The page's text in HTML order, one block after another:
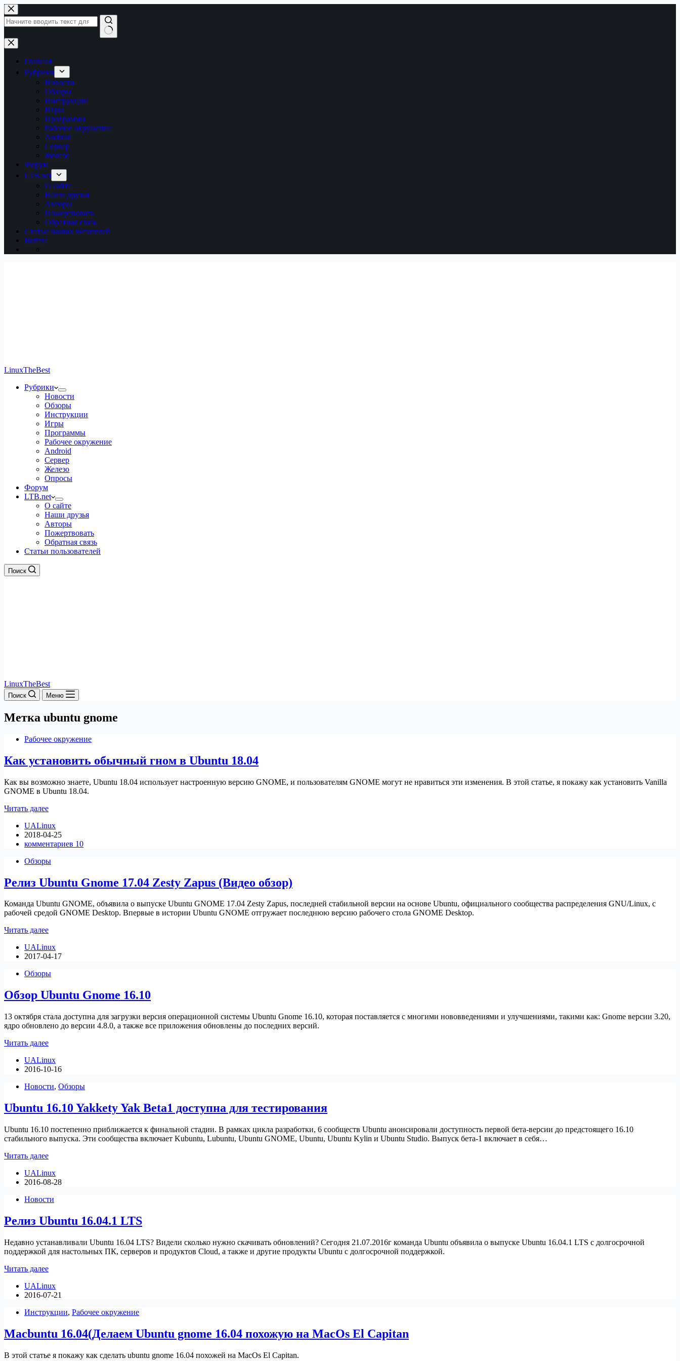
Перейти
к
сути
Ничего
не
найденоГлавная
Рубрики
Новости
Обзоры
Инструкции
Игры
Программы
Рабочее окружение
Android
Сервер
Железо
Форум
LTB.net
О сайте
Наши друзья
Авторы
Пожертвовать
Обратная связь
Статьи наших читателей
Войти
LinuxTheBest
Рубрики
Новости
Обзоры
Инструкции
Игры
Программы
Рабочее окружение
Android
Сервер
Железо
Опросы
Форум
LTB.net
О сайте
Наши друзья
Авторы
Пожертвовать
Обратная связь
Статьи пользователей
Поиск
LinuxTheBest
Поиск Меню
Метка ubuntu gnome
Рабочее окружение
Как установить обычный гном в Ubuntu 18.04
Как вы возможно знаете, Ubuntu 18.04 использует настроенную версию GNOME, и пользователям GNOME могут не нравиться эти изменения. В этой статье, я покажу как установить Vanilla
GNOME в Ubuntu 18.04.
Читать далееКак
обычный
гном
в
18.04
UALinux
2018-04-25
комментариев 10
Обзоры
Релиз Ubuntu Gnome 17.04 Zesty Zapus (Видео обзор)
Команда Ubuntu GNOME, объявила о выпуске Ubuntu GNOME 17.04 Zesty Zapus, последней стабильной версии на основе Ubuntu, официального сообщества распределения GNU/Linux, с
рабочей средой GNOME Desktop. Впервые в истории Ubuntu GNOME отгружает последнюю версию рабочего стола GNOME Desktop.
Читать далееРелиз
Gnome
17.04
Zapus
обзор)
UALinux
2017-04-17
Обзоры
Обзор Ubuntu Gnome 16.10
13 октября стала доступна для загрузки версия операционной системы Ubuntu Gnome 16.10, которая поставляется с многими нововведениями и улучшениями, такими как: Gnome версии 3.20,
ядро обновлено до версии 4.8.0, а также все приложения обновлены до последних версий.
Читать далееОбзор
Gnome
16.10
UALinux
2016-10-16
Новости, Обзоры
Ubuntu 16.10 Yakkety Yak Beta1 доступна для тестирования
Ubuntu 16.10 постепенно приближается к финальной стадии. В рамках цикла разработки, 6 сообществ Ubuntu анонсировали доступность первой бета-версии до предстоящего 16.10
стабильного выпуска. Эти сообщества включает Kubuntu, Lubuntu, Ubuntu GNOME, Ubuntu, Ubuntu Kylin и Ubuntu Studio. Выпуск бета-1 включает в себя…
Читать далееUbuntu
Yakkety
Yak
доступна
тестирования
UALinux
2016-08-28
Новости
Релиз Ubuntu 16.04.1 LTS
Недавно устанавливали Ubuntu 16.04 LTS? Видели сколько нужно скачивать обновлений? Сегодня 21.07.2016г команда Ubuntu объявила о выпуске Ubuntu 16.04.1 LTS с долгосрочной
поддержкой для настольных ПК, серверов и продуктов Cloud, а также и другие продукты Ubuntu с долгосрочной поддержкой.
Читать далееРелиз
16.04.1
LTS
UALinux
2016-07-21
Инструкции, Рабочее окружение
Macbuntu 16.04(Делаем Ubuntu gnome 16.04 похожую на MacOs El Capitan
В этой статье я покажу как сделать ubuntu gnome 16.04 похожей на MacOs El Capitan.